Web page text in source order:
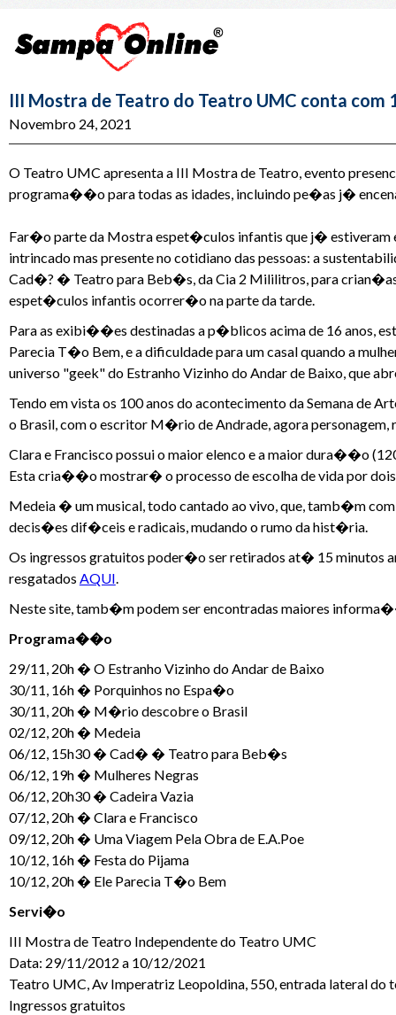
III Mostra de Teatro do Teatro UMC conta
Novembro 24, 2021
O Teatro UMC apresenta a III Mostra de Teatro, evento
programa��o para todas as idades, incluindo pe�as j�
Far�o parte da Mostra espet�culos infantis que j� estiveram
intrincado mas presente no cotidiano das pessoas: a
Cad�? � Teatro para Beb�s, da Cia 2 Mililitros, para
espet�culos infantis ocorrer�o na parte da tarde.
Para as exibi��es destinadas a p�blicos acima de 16 anos,
Parecia T�o Bem, e a dificuldade para um casal quando a
universo "geek" do Estranho Vizinho do Andar de Baixo, que
Tendo em vista os 100 anos do acontecimento da Semana
o Brasil, com o escritor M�rio de Andrade, agora
Clara e Francisco possui o maior elenco e a maior dura��o
Esta cria��o mostrar� o processo de escolha de vida por
Medeia � um musical, todo cantado ao vivo, que, tamb�m
decis�es dif�ceis e radicais, mudando o rumo da hist�ria.
Os ingressos gratuitos poder�o ser retirados at� 15 minutos
resgatados AQUI.
Neste site, tamb�m podem ser encontradas maiores
Programa��o
29/11, 20h � O Estranho Vizinho do Andar de Baixo
30/11, 16h � Porquinhos no Espa�o
30/11, 20h � M�rio descobre o Brasil
02/12, 20h � Medeia
06/12, 15h30 � Cad� � Teatro para Beb�s
06/12, 19h � Mulheres Negras
06/12, 20h30 � Cadeira Vazia
07/12, 20h � Clara e Francisco
09/12, 20h � Uma Viagem Pela Obra de E.A.Poe
10/12, 16h � Festa do Pijama
10/12, 20h � Ele Parecia T�o Bem
Servi�o
III Mostra de Teatro Independente do Teatro UMC
Data: 29/11/2012 a 10/12/2021
Teatro UMC, Av Imperatriz Leopoldina, 550, entrada lateral do
Ingressos gratuitos